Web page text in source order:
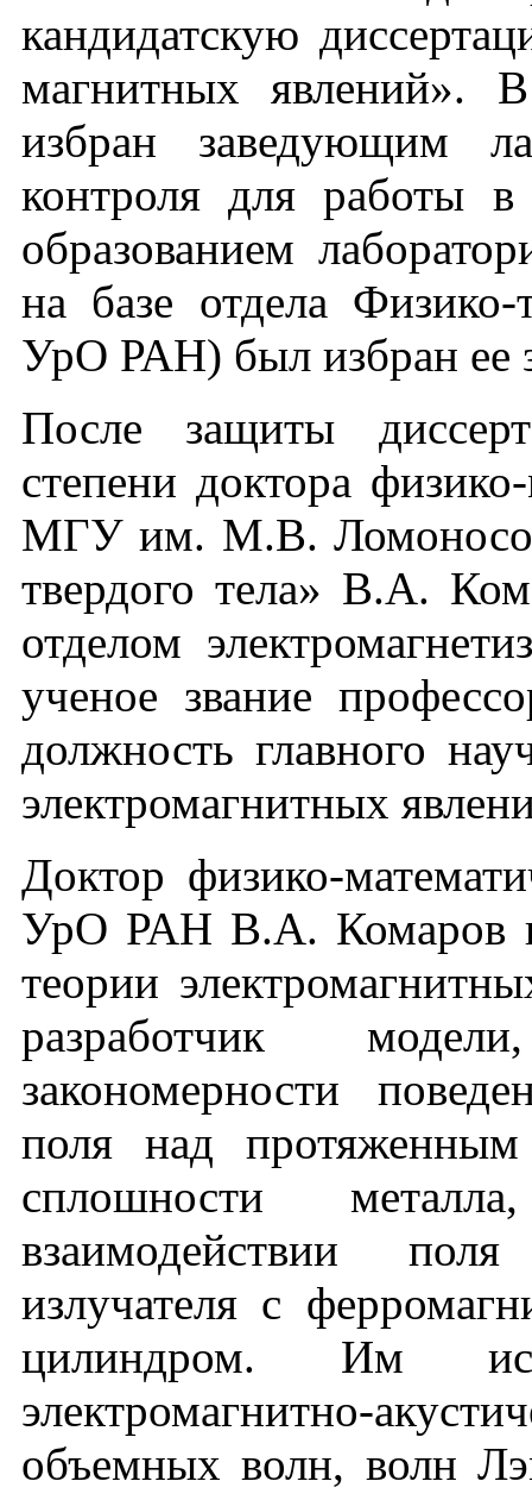
кандидатскую
магнитных
избран заведующим
контроля для работы
образованием
на базе отдела
УрО РАН) был избран
После защиты
степени доктора
МГУ им. М.В.
твердого тела» В.А.
отделом
ученое звание
должность главного
электромагнитных
Доктор физико-
УрО РАН В.А. Комаров
теории
разработчик
закономерности
поля над
сплошности
взаимодействии
излучателя с
цилиндром. Им
электромагнитно-
объемных волн, волн